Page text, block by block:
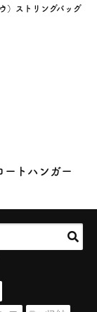
ウ）ストリングバッグ
ートハンガー